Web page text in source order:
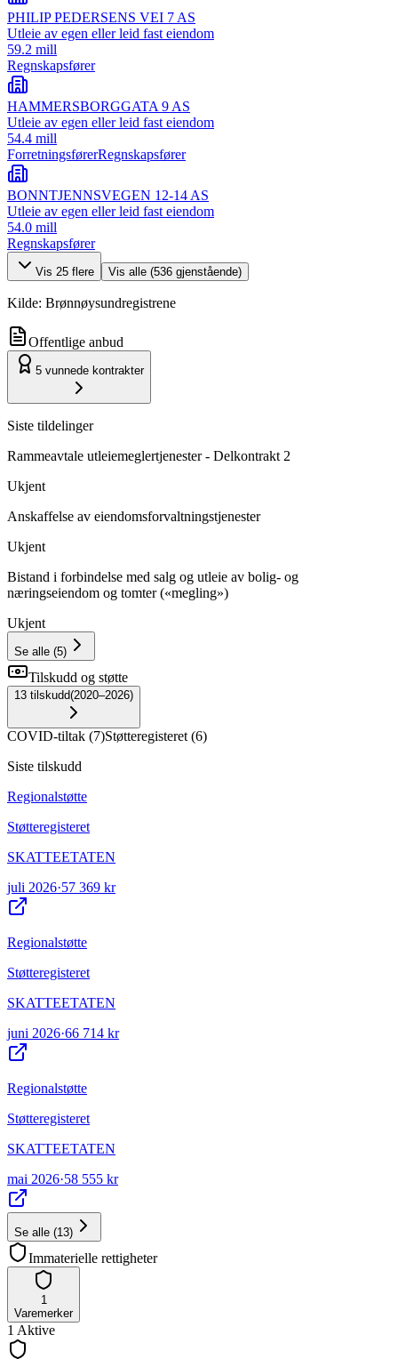
PHILIP PEDERSENS VEI 7 AS
Utleie av egen eller leid fast eiendom
59.2 mill
Regnskapsfører
HAMMERSBORGGATA 9 AS
Utleie av egen eller leid fast eiendom
54.4 mill
ForretningsførerRegnskapsfører
BONNTJENNSVEGEN 12-14 AS
Utleie av egen eller leid fast eiendom
54.0 mill
Regnskapsfører
Vis 25 flere Vis alle (536 gjenstående)
Kilde: Brønnøysundregistrene
Offentlige anbud
5 vunnede kontrakter
Siste tildelinger
Rammeavtale utleiemeglertjenester - Delkontrakt 2
Ukjent
Anskaffelse av eiendomsforvaltningstjenester
Ukjent
Bistand i forbindelse med salg og utleie av bolig- og
næringseiendom og tomter («megling»)
Ukjent
Se alle (5)
Tilskudd og støtte
13 tilskudd(2020–2026)
COVID-tiltak (7)Støtteregisteret (6)
Siste tilskudd
Regionalstøtte
Støtteregisteret
SKATTEETATEN
juli 2026·57 369 kr
Regionalstøtte
Støtteregisteret
SKATTEETATEN
juni 2026·66 714 kr
Regionalstøtte
Støtteregisteret
SKATTEETATEN
mai 2026·58 555 kr
Se alle (13)
Immaterielle rettigheter
1
Varemerker
1 Aktive